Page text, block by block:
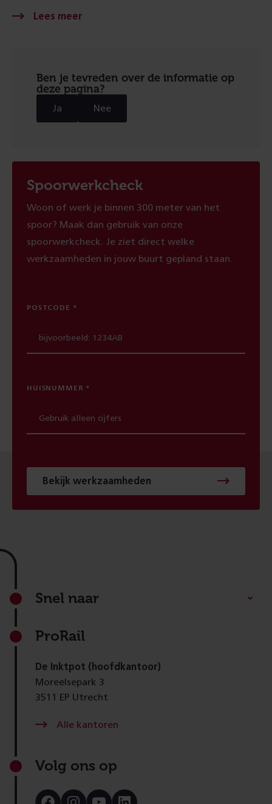
Ben je tevreden over de informatie op
deze pagina?
Ja Nee
Spoorwerkcheck
Woon of werk je binnen 300 meter van het
spoor? Maak dan gebruik van onze
spoorwerkcheck. Je ziet direct welke
werkzaamheden in jouw buurt gepland staan.
POSTCODE
HUISNUMMER
Bekijk werkzaamheden
Footer
Snel naar
ProRail
De Inktpot (hoofdkantoor)
Moreelsepark 3
3511 EP Utrecht
Alle kantoren
Volg ons op